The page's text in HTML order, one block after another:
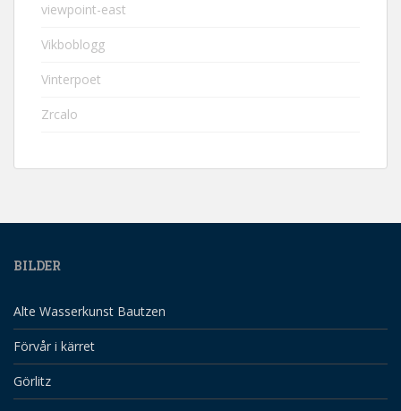
viewpoint-east
Vikboblogg
Vinterpoet
Zrcalo
BILDER
Alte Wasserkunst Bautzen
Förvår i kärret
Görlitz